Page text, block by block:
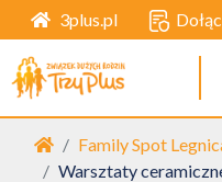
3plus.pl
Strona główna
Family Spot
Warsztaty